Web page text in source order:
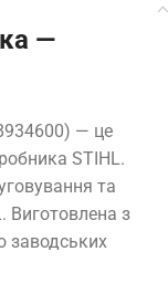
—
— це
STIHL.
та
Виготовлена з
заводських